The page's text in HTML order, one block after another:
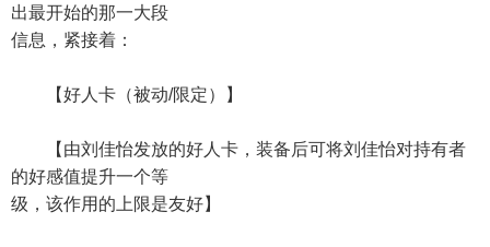
出最开始的那一大段
信息，紧接着：
【好人卡（被动/限定）】
【由刘佳怡发放的好人卡，装备后可将刘佳怡对持有者
的好感值提升一个等
级，该作用的上限是友好】